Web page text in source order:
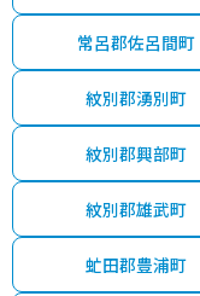
常呂郡佐呂間町
紋別郡湧別町
紋別郡興部町
紋別郡雄武町
虻田郡豊浦町